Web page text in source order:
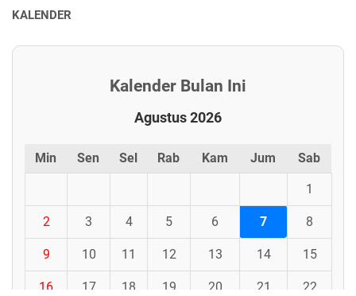
KALENDER
Kalender Bulan Ini
Agustus 2026
Min Sen Sel Rab Kam Jum Sab
1
2 3 4 5 6 7 8
9 10 11 12 13 14 15
16 17 18 19 20 21 22